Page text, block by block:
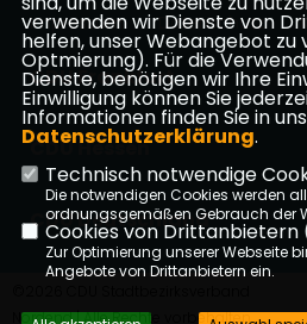
Impressum Datenschutz
CDU Frankfurt
CDU Hessen
CDU Deutschland
Nordend | Alle Rechte vorbehalten.
verwenden wir Dienste von
helfen, unser Webangebot
Optmierung). Für die
Dienste, benötigen wir Ihre
Einwilligung können Sie
Informationen finden Sie in
Datenschutzerklärung.
Technisch notwendige
Die notwendigen Cookies werden
ordnungsgemäßen Gebrauch der
Cookies von Drittanbietern
Zur Optimierung unserer Webseite
Angebote von Drittanbietern ein.